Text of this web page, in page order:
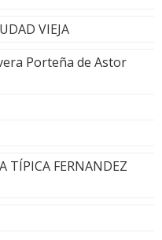
VIEJA
Porteña de Astor
TÍPICA FERNANDEZ